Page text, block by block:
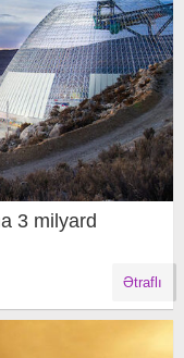
3 milyard
Ətraflı